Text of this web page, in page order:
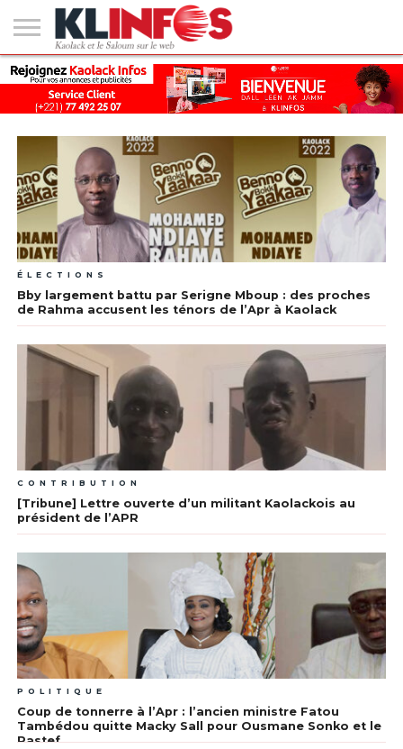
#2
(PAS
DE
TITRE)
KAOLACK
POLITIQUE
ECONOMIE
SOCIÉTÉ
CULTURE
PEOPLE
SPORT
SANTÉ
AFRIQUE
INTERNATIONAL
EMPLOI &
FORMATION
ÉLECTIONS
Bby largement battu par Serigne Mboup : des proches
de Rahma accusent les ténors de l’Apr à Kaolack
CONTRIBUTION
[Tribune] Lettre ouverte d’un militant Kaolackois au
président de l’APR
POLITIQUE
Coup de tonnerre à l’Apr : l’ancien ministre Fatou
Tambédou quitte Macky Sall pour Ousmane Sonko et le
Pastef